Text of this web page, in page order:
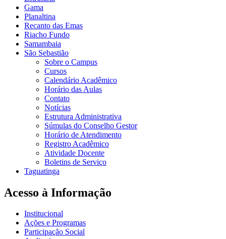
Gama
Planaltina
Recanto das Emas
Riacho Fundo
Samambaia
São Sebastião
Sobre o Campus
Cursos
Calendário Acadêmico
Horário das Aulas
Contato
Notícias
Estrutura Administrativa
Súmulas do Conselho Gestor
Horário de Atendimento
Registro Acadêmico
Atividade Docente
Boletins de Serviço
Taguatinga
Acesso à Informação
Institucional
Ações e Programas
Participação Social